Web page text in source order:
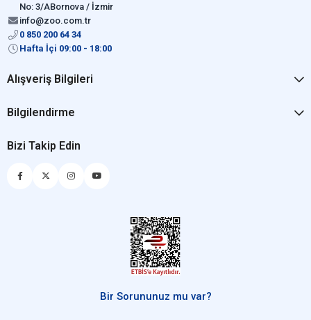
No: 3/ABornova / İzmir
info@zoo.com.tr
0 850 200 64 34
Hafta İçi 09:00 - 18:00
Alışveriş Bilgileri
Bilgilendirme
Bizi Takip Edin
Bir Sorununuz mu var?